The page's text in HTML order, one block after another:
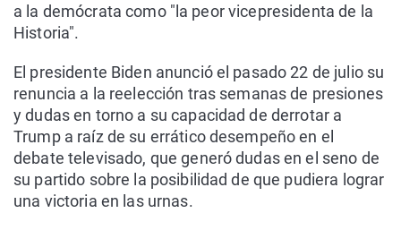
a la demócrata como "la peor vicepresidenta de la
Historia".
El presidente Biden anunció el pasado 22 de julio su
renuncia a la reelección tras semanas de presiones
y dudas en torno a su capacidad de derrotar a
Trump a raíz de su errático desempeño en el
debate televisado, que generó dudas en el seno de
su partido sobre la posibilidad de que pudiera lograr
una victoria en las urnas.